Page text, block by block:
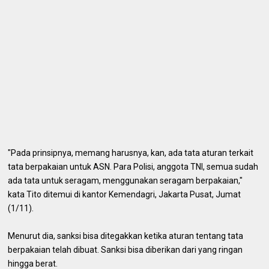
"Pada prinsipnya, memang harusnya, kan, ada tata aturan terkait
tata berpakaian untuk ASN. Para Polisi, anggota TNI, semua sudah
ada tata untuk seragam, menggunakan seragam berpakaian,"
kata Tito ditemui di kantor Kemendagri, Jakarta Pusat, Jumat
(1/11).
Menurut dia, sanksi bisa ditegakkan ketika aturan tentang tata
berpakaian telah dibuat. Sanksi bisa diberikan dari yang ringan
hingga berat.